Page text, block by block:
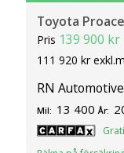
Toyota
Pris 139 900 kr
111 920 kr
RN
Mil: 13 400 År: